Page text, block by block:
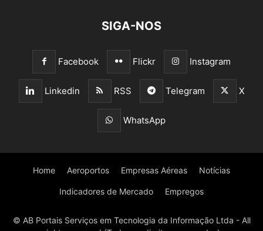
SIGA-NOS
Facebook Flickr Instagram
Linkedin RSS Telegram X
WhatsApp
Home Aeroportos Empresas Aéreas Notícias
Indicadores de Mercado Empregos
© AB Portais Serviços em Tecnologia da Informação Ltda - All